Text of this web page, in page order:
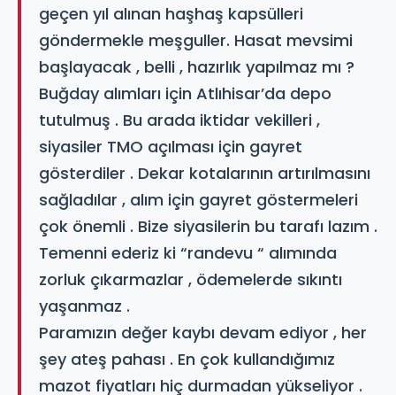
geçen yıl alınan haşhaş kapsülleri
göndermekle meşguller. Hasat mevsimi
başlayacak , belli , hazırlık yapılmaz mı ?
Buğday alımları için Atlıhisar’da depo
tutulmuş . Bu arada iktidar vekilleri ,
siyasiler TMO açılması için gayret
gösterdiler . Dekar kotalarının artırılmasını
sağladılar , alım için gayret göstermeleri
çok önemli . Bize siyasilerin bu tarafı lazım .
Temenni ederiz ki “randevu “ alımında
zorluk çıkarmazlar , ödemelerde sıkıntı
yaşanmaz .
Paramızın değer kaybı devam ediyor , her
şey ateş pahası . En çok kullandığımız
mazot fiyatları hiç durmadan yükseliyor .